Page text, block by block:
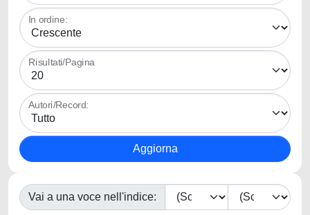
In ordine:
Risultati/Pagina
Autori/Record:
Vai a una voce nell'indice: